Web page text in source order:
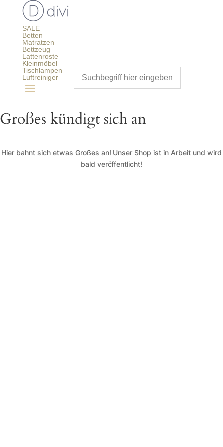
SALE
Betten
Matratzen
Bettzeug
Lattenroste
Kleinmöbel
Tischlampen
Luftreiniger
Großes kündigt sich an
Hier bahnt sich etwas Großes an! Unser Shop ist in Arbeit und wird
bald veröffentlicht!